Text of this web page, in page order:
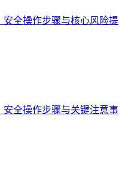
安全操作步骤与核心风险提
安全操作步骤与关键注意事